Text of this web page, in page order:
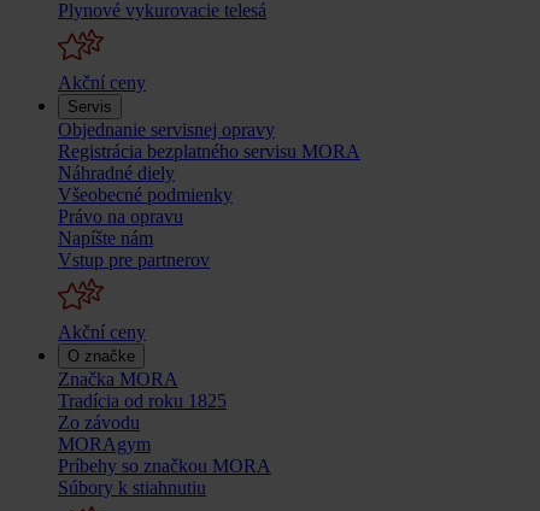
Plynové vykurovacie telesá
Akční ceny
Servis
Objednanie servisnej opravy
Registrácia bezplatného servisu MORA
Náhradné diely
Všeobecné podmienky
Právo na opravu
Napíšte nám
Vstup pre partnerov
Akční ceny
O značke
Značka MORA
Tradícia od roku 1825
Zo závodu
MORAgym
Príbehy so značkou MORA
Súbory k stiahnutiu